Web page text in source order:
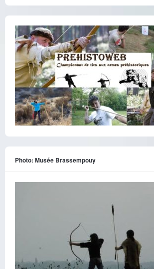
Photo: Musée Brassempouy